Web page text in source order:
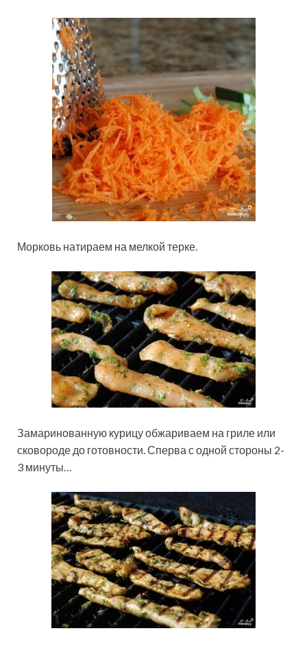
Морковь натираем на мелкой терке.
Замаринованную курицу обжариваем на гриле или
сковороде до готовности. Сперва с одной стороны 2-
3 минуты…